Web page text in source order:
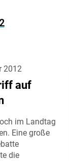
2012
auf
im Landtag
Eine große
die